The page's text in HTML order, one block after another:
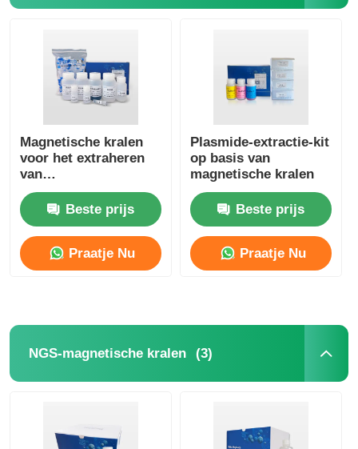
Magnetische kralen
voor het extraheren
van
viraal/schimmel/bacteriële
DNA en RNABeste prijs
Praatje Nu
Plasmide-extractie-kit
op basis van
magnetische kralen
Beste prijs
Praatje Nu
NGS-magnetische kralen (3)